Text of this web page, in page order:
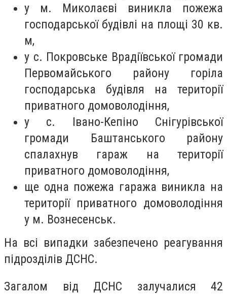
у м. Миколаєві виникла пожежа
господарської будівлі на площі 30 кв.
м,
у с. Покровське Врадіївської громади
Первомайського району горіла
господарська будівля на території
приватного домоволодіння,
у с. Івано-Кепіно Снігурівської
громади Баштанського району
спалахнув гараж на території
приватного домоволодіння,
ще одна пожежа гаража виникла на
території приватного домоволодіння
у м. Вознесенськ.
На всі випадки забезпечено реагування
підрозділів ДСНС.
Загалом від ДСНС залучалися 42